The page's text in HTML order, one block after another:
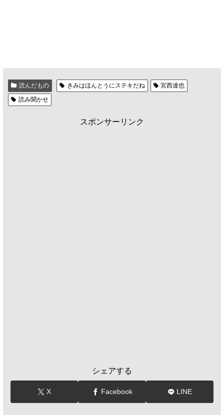
読んだもの きみはほんとうにステキだね
宮西達也
読み聞かせ
スポンサーリンク
シェアする
X Facebook LINE